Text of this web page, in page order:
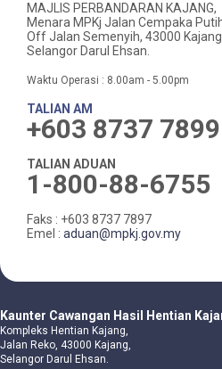
MAJLIS PERBANDARAN KAJANG,
Menara MPKj Jalan Cempaka
Off Jalan Semenyih, 43000
Selangor Darul Ehsan.
Waktu Operasi : 8.00am - 5.00pm
TALIAN AM
+603 8737 7899
TALIAN ADUAN
1-800-88-6755
Faks : +603 8737 7897
Emel : aduan@mpkj.gov.my
Kaunter Cawangan Hasil Hentian
Kompleks Hentian Kajang,
Jalan Reko, 43000 Kajang,
Selangor Darul Ehsan.